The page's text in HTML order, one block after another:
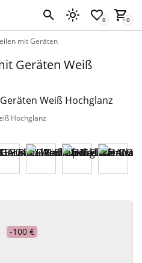
mit Geräten
Geräten Weiß
Hochglanz
-100 €